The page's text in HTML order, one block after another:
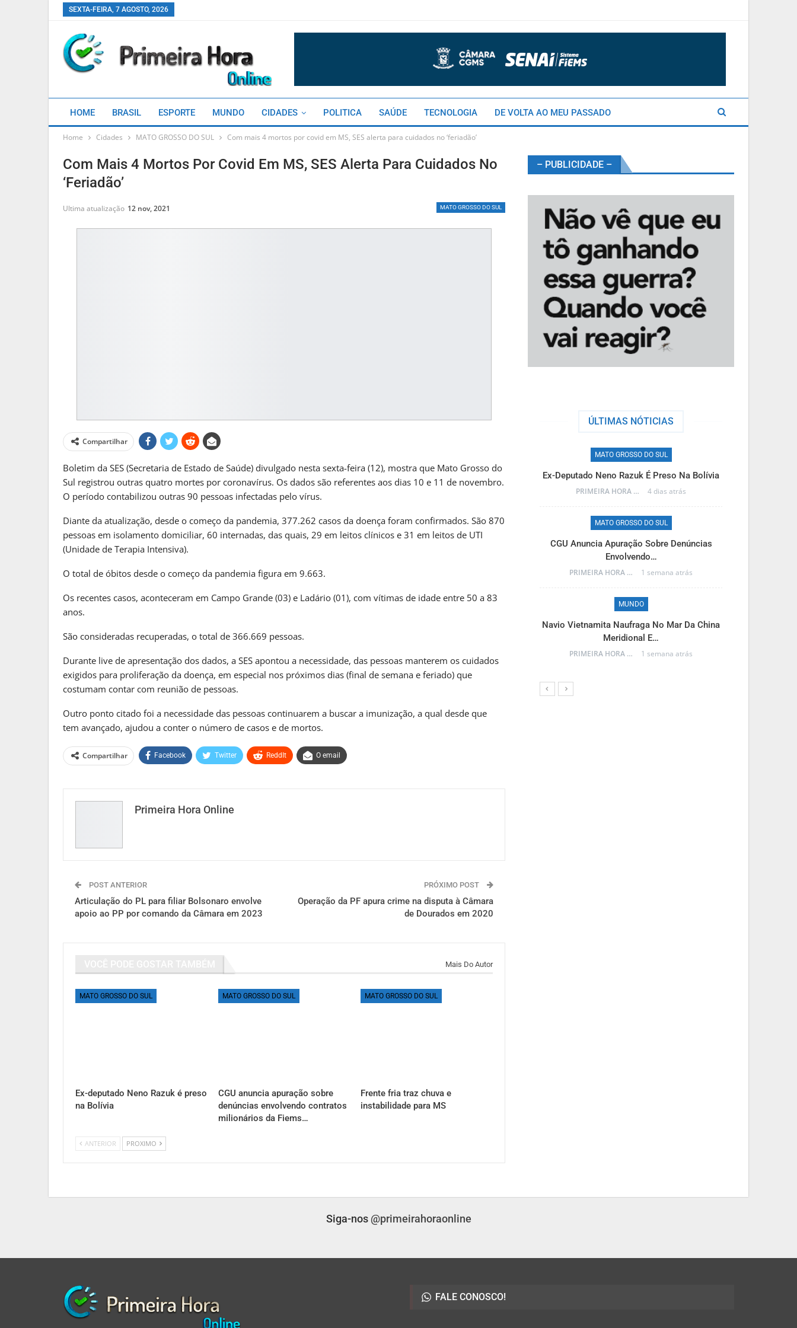
SEXTA-FEIRA, 7 AGOSTO, 2026
HOME BRASIL ESPORTE MUNDO CIDADES POLITICA SAÚDE TECNOLOGIA DE VOLTA AO MEU PASSADO
Home Cidades MATO GROSSO DO SUL Com mais 4 mortos por covid em MS, SES alerta para cuidados no ‘feriadão’
Com Mais 4 Mortos Por Covid Em MS, SES Alerta Para Cuidados No
‘feriadão’
MATO GROSSO DO SUL
Ultima atualização 12 nov, 2021
Compartilhar
Boletim da SES (Secretaria de Estado de Saúde) divulgado nesta sexta-feira (12), mostra que Mato Grosso do
Sul registrou outras quatro mortes por coronavírus. Os dados são referentes aos dias 10 e 11 de novembro.
O período contabilizou outras 90 pessoas infectadas pelo vírus.
Diante da atualização, desde o começo da pandemia, 377.262 casos da doença foram confirmados. São 870
pessoas em isolamento domiciliar, 60 internadas, das quais, 29 em leitos clínicos e 31 em leitos de UTI
(Unidade de Terapia Intensiva).
O total de óbitos desde o começo da pandemia figura em 9.663.
Os recentes casos, aconteceram em Campo Grande (03) e Ladário (01), com vítimas de idade entre 50 a 83
anos.
São consideradas recuperadas, o total de 366.669 pessoas.
Durante live de apresentação dos dados, a SES apontou a necessidade, das pessoas manterem os cuidados
exigidos para proliferação da doença, em especial nos próximos dias (final de semana e feriado) que
costumam contar com reunião de pessoas.
Outro ponto citado foi a necessidade das pessoas continuarem a buscar a imunização, a qual desde que
tem avançado, ajudou a conter o número de casos e de mortos.
Compartilhar Facebook Twitter ReddIt O email
Primeira Hora Online
POST ANTERIOR
Articulação do PL para filiar Bolsonaro envolve
apoio ao PP por comando da Câmara em 2023
PRÓXIMO POST
Operação da PF apura crime na disputa à Câmara
de Dourados em 2020
Mais Do Autor
MATO GROSSO DO SUL
Ex-deputado Neno Razuk é preso
na Bolívia
MATO GROSSO DO SUL
CGU anuncia apuração sobre
denúncias envolvendo contratos
milionários da Fiems…
MATO GROSSO DO SUL
Frente fria traz chuva e
instabilidade para MS
ANTERIOR PROXIMO
– PUBLICIDADE –
ÚLTIMAS NÓTICIAS
Frente Fria Traz Chuva E Instabilidade Para
MS
1 semana atrás
MATO GROSSO DO SUL
Reinaldo Azambuja Defende Política Nacional
Para…
Frente Fria Avança Sobre Mato Grosso Do Sul
PRIMEIRA HORA ONLINE 2 semanas atrás
Empresas São Orientadas A Incentivar
Vacinação Contra O…
BRASIL
PRIMEIRA HORA ONLINE 4 dias atrás
MATO GROSSO DO SUL
Ex-Deputado Neno Razuk É Preso Na Bolívia
PRIMEIRA HORA ONLINE 4 dias atrás
MATO GROSSO DO SUL
CGU Anuncia Apuração Sobre Denúncias
Envolvendo…
PRIMEIRA HORA ONLINE 1 semana atrás
MUNDO
Navio Vietnamita Naufraga No Mar Da China
Meridional E…
PRIMEIRA HORA ONLINE 1 semana atrás
Siga-nos @primeirahoraonline
FALE CONOSCO!